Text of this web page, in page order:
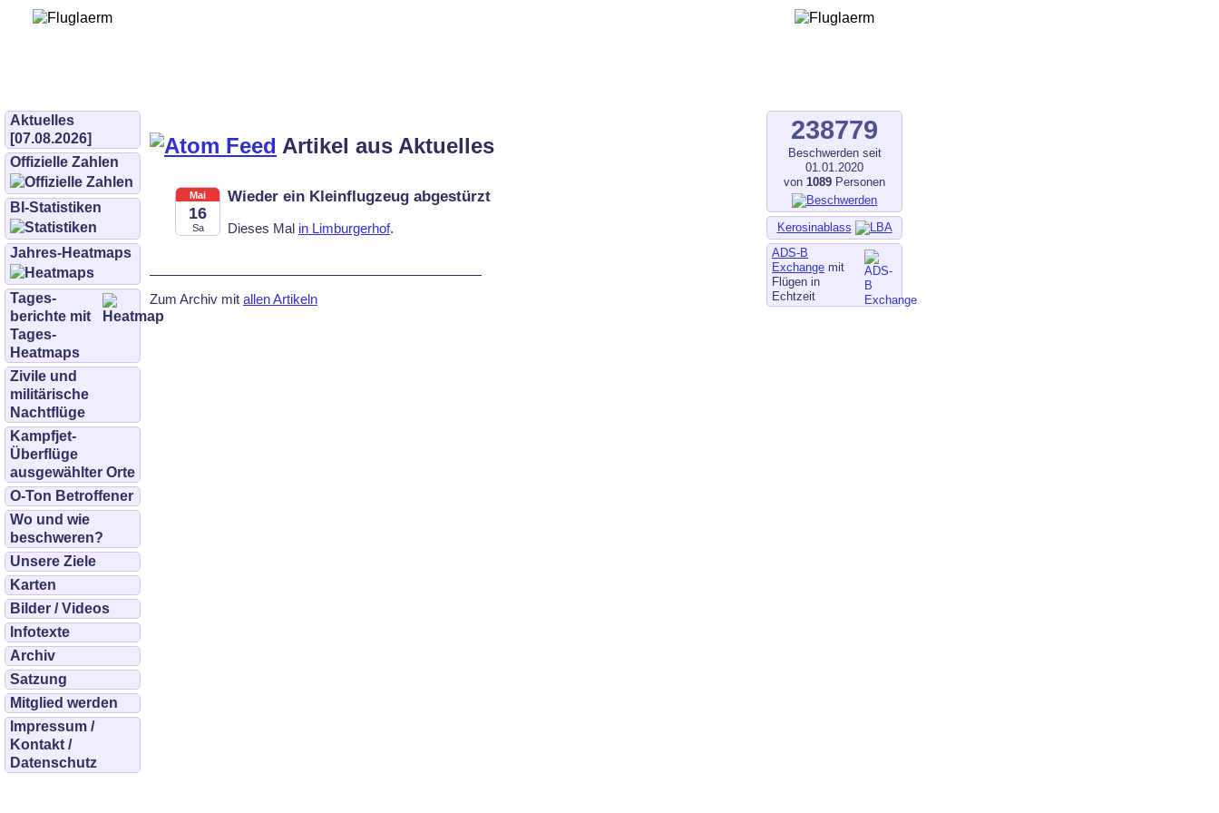
Aktuelles
[07.08.2026]
Offizielle Zahlen
BI-Statistiken
Jahres-Heatmaps
Tages­
berichte mit
Tages-
Heatmaps
Zivile und
militärische
Nachtflüge
Kampfjet-
Überflüge
ausgewählter Orte
O-Ton Betroffener
Wo und wie
beschweren?
Unsere Ziele
Karten
Bilder / Videos
Infotexte
Archiv
Satzung
Mitglied werden
Impressum /
Kontakt /
Datenschutz
Artikel aus Aktuelles
Mai
16
Sa
Wieder ein Kleinflugzeug abgestürzt
Dieses Mal in Lim­bur­ger­hof.
Zum Archiv mit allen Artikeln
238779
Beschwerden seit
01.01.2020
von 1089 Personen
Kerosinablass
ADS-B
Exchange mit
Flügen in
Echtzeit